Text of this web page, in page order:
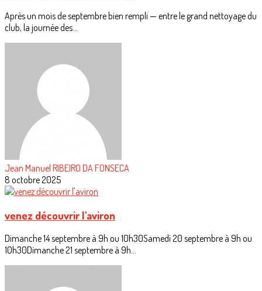
Après un mois de septembre bien rempli — entre le grand nettoyage du
club, la journée des...
Jean Manuel RIBEIRO DA FONSECA
8 octobre 2025
venez découvrir l'aviron
Dimanche 14 septembre à 9h ou 10h30Samedi 20 septembre à 9h ou
10h30Dimanche 21 septembre à 9h...